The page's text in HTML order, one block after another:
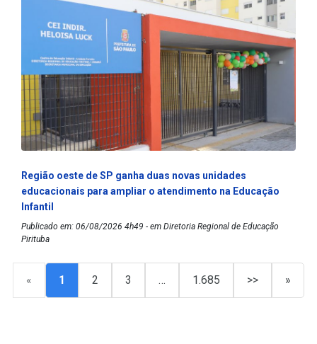
Região oeste de SP ganha duas novas unidades
educacionais para ampliar o atendimento na Educação
Infantil
Publicado em: 06/08/2026 4h49 - em Diretoria Regional de Educação
Pirituba
« 1 2 3 … 1.685 >> »